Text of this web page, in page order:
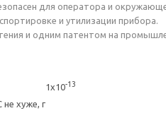
для оператора и
и утилизации прибора.
и одним патентом на
1х10-13
не хуже, г